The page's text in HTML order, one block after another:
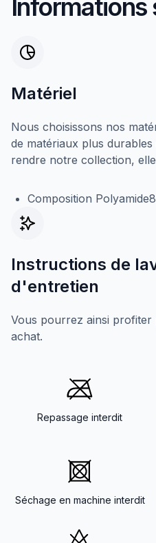
Informations
Matériel
Nous choisissons nos
de matériaux plus
rendre notre collection,
Composition
Instructions de
d'entretien
Vous pourrez ainsi
achat.
Repassage interdit
Séchage en machine interdit